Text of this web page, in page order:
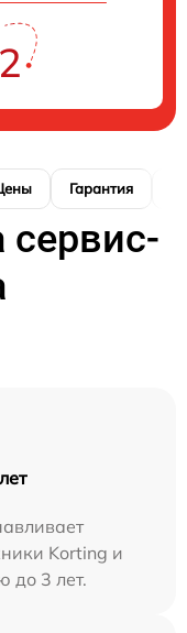
Гарантия
Korting и
до 3 лет.